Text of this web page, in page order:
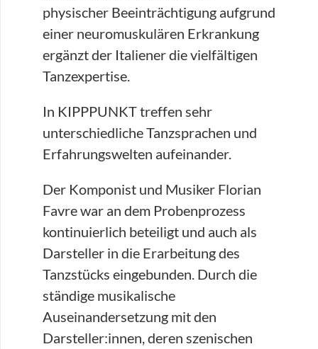
physischer Beeinträchtigung aufgrund
einer neuromuskulären Erkrankung
ergänzt der Italiener die vielfältigen
Tanzexpertise.
In KIPPPUNKT treffen sehr
unterschiedliche Tanzsprachen und
Erfahrungswelten aufeinander.
Der Komponist und Musiker Florian
Favre war an dem Probenprozess
kontinuierlich beteiligt und auch als
Darsteller in die Erarbeitung des
Tanzstücks eingebunden. Durch die
ständige musikalische
Auseinandersetzung mit den
Darsteller:innen, deren szenischen